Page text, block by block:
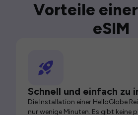
Vorteile
eSIM
Schnell und einfach zu
Die Installation einer HelloGlobe
nur wenige Minuten. Es gibt keine